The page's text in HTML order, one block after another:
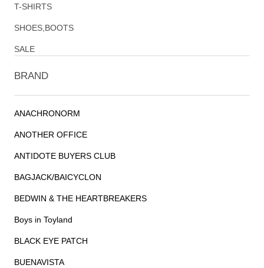
T-SHIRTS
SHOES,BOOTS
SALE
BRAND
ANACHRONORM
ANOTHER OFFICE
ANTIDOTE BUYERS CLUB
BAGJACK/BAICYCLON
BEDWIN & THE HEARTBREAKERS
Boys in Toyland
BLACK EYE PATCH
BUENAVISTA